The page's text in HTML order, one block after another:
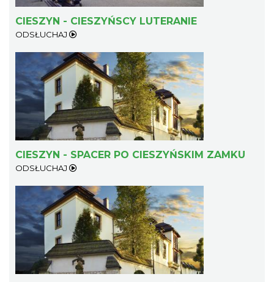
CIESZYN - CIESZYŃSCY LUTERANIE
ODSŁUCHAJ
CIESZYN - SPACER PO CIESZYŃSKIM ZAMKU
ODSŁUCHAJ